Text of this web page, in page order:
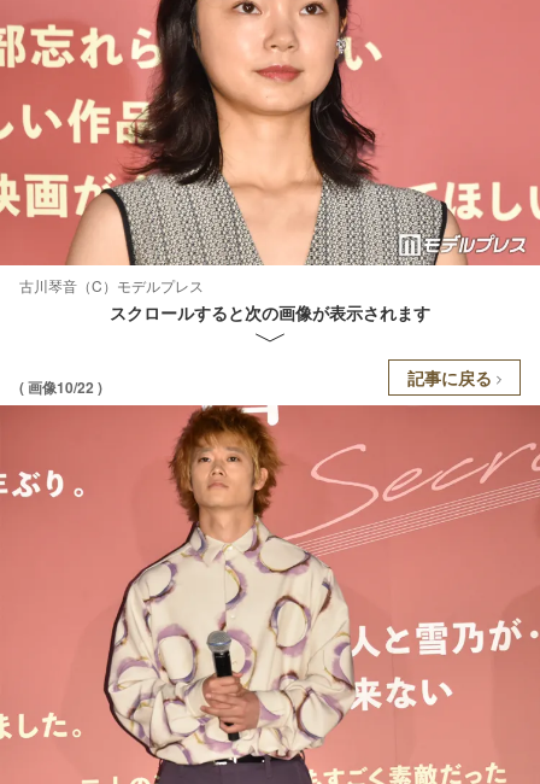
古川琴音（C）モデルプレス
スクロールすると次の画像が表示されます
( 画像10/22 ) 記事に戻る